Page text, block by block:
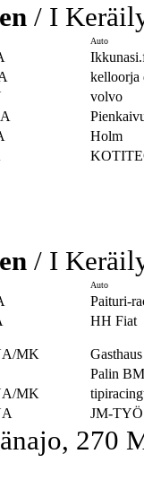
/ I
Auto
kelloorja
volvo
Holm
/ I
Auto
Paituri-
HH Fiat
MK
Palin
MK
JM-
270